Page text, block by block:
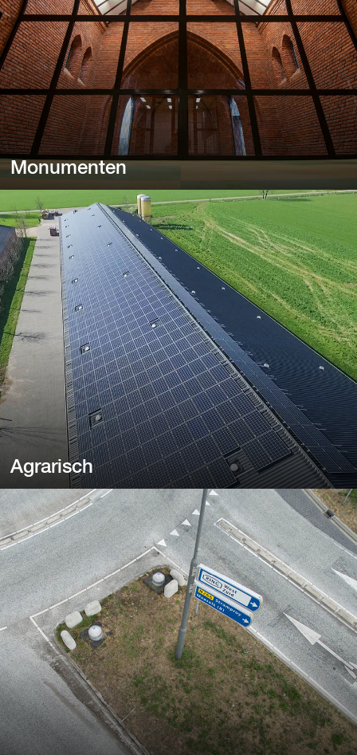
Monumenten
Monumenten
Van huizen en kastelen tot molens en musea.
Agrarisch
Agrarisch
Van pluimvee- en varkensstallen tot maneges en rijhallen.